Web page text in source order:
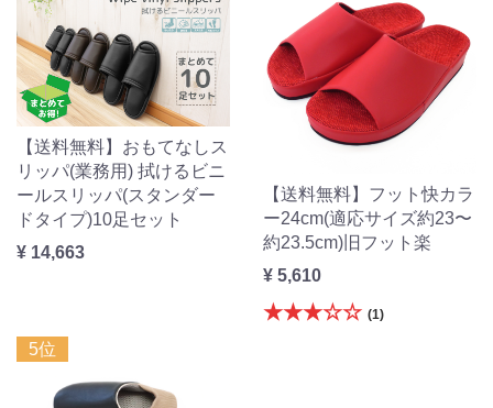
【送料無料】おもてなしス
リッパ(業務用) 拭けるビニ
ールスリッパ(スタンダー
ドタイプ)10足セット
¥ 14,663
【送料無料】フット快カラ
ー24cm(適応サイズ約23〜
約23.5cm)旧フット楽
¥ 5,610
★★★☆☆ (1)
5位